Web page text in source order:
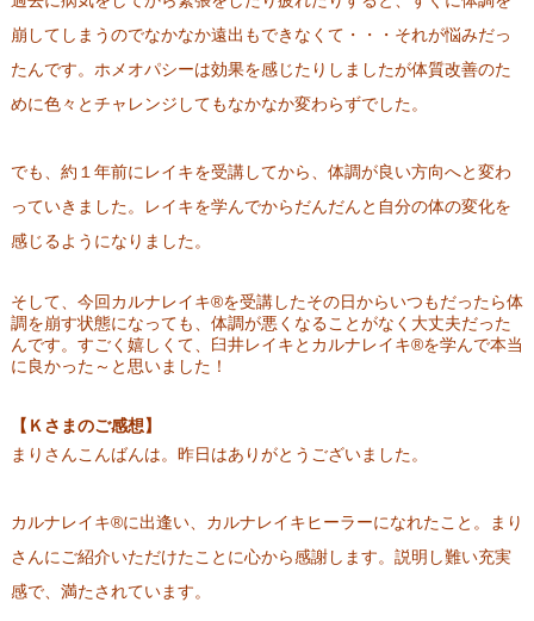
崩してしまうのでなかなか遠出もできなくて・・・それが悩みだっ
たんです。ホメオパシーは効果を感じたりしましたが体質改善のた
めに色々とチャレンジしてもなかなか変わらずでした。
でも、約１年前にレイキを受講してから、体調が良い方向へと変わ
っていきました。レイキを学んでからだんだんと自分の体の変化を
感じるようになりました。
そして、今回カルナレイキ®を受講したその日からいつもだったら体
調を崩す状態になっても、体調が悪くなることがなく大丈夫だった
んです。すごく嬉しくて、臼井レイキとカルナレイキ®を学んで本当
に良かった～と思いました！
【Ｋさまのご感想】
まりさんこんばんは。昨日はありがとうございました。
カルナレイキ®に出逢い、カルナレイキヒーラーになれたこと。まり
さんにご紹介いただけたことに心から感謝します。説明し難い充実
感で、満たされています。